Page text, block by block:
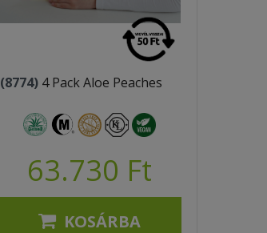
(8774) 4 Pack Aloe Peaches
63.730 Ft
KOSÁRBA